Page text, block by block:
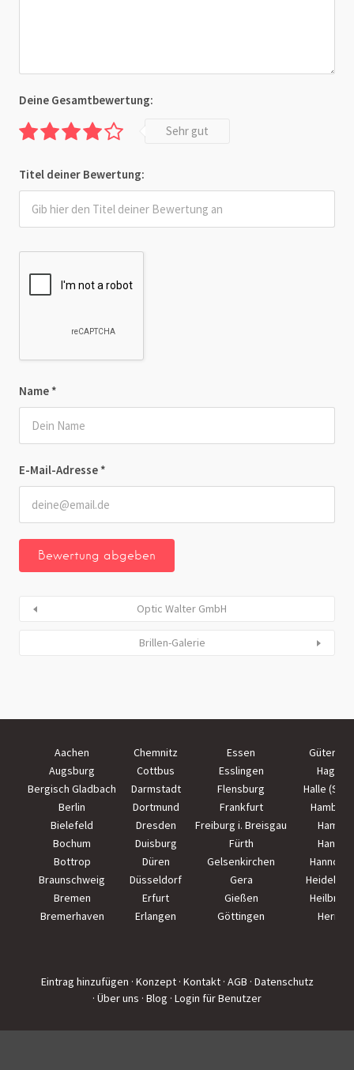
Name *
E-Mail-Adresse *
Deine Gesamtbewertung:
Sehr gut
Titel deiner Bewertung:
Optic Walter GmbH
Brillen-Galerie
Aachen Chemnitz Essen
Augsburg
Cottbus Esslingen
Hagen
Bergisch Gladbach
Darmstadt Flensburg
Halle
Berlin
Dortmund Frankfurt
Hamburg
Bielefeld
Dresden Freiburg i. Breisgau
Hamm
Bochum
Duisburg Fürth
Hanau
Bottrop
Düren Gelsenkirchen
Hannover
Braunschweig
Düsseldorf Gera
Bremen
Erfurt Gießen
Heilbronn
Bremerhaven
Erlangen Göttingen Herne
Eintrag hinzufügen · Konzept · Kontakt · AGB · Datenschutz
· Über uns · Blog · Login für Benutzer